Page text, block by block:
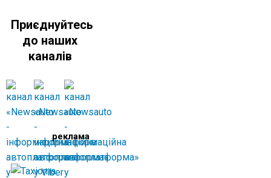
Приєднуйтесь
до наших
каналів
реклама